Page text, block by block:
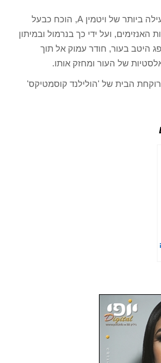
רטינול, שהוא הנגזרת הפעילה ביותר של ויטמין A, הוכח כבעל
האנזימים, ועל ידי כך בנרמול ובמיתון
היטב בעור, חודר עמוק אל תוך
של העור ומחזק אותו.
הבית של 'הולילנד קוסמטיקס'